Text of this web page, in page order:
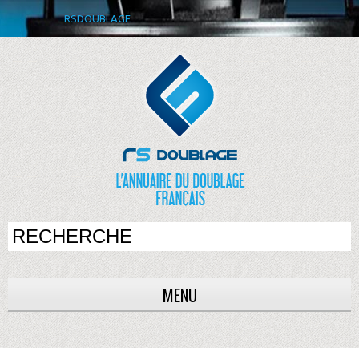
RSDOUBLAGE
MENU